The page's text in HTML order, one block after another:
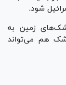
شود.
زمین به
هم می‌تواند